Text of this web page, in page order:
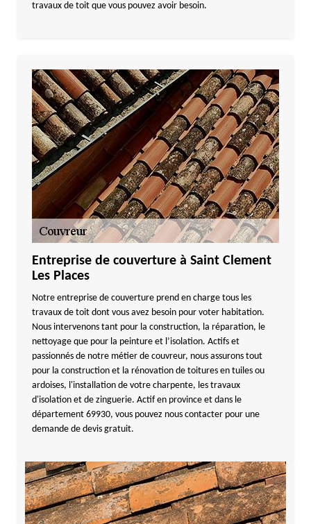
travaux de toit que vous pouvez avoir besoin.
Entreprise de couverture à Saint Clement
Les Places
Notre entreprise de couverture prend en charge tous les
travaux de toit dont vous avez besoin pour voter habitation.
Nous intervenons tant pour la construction, la réparation, le
nettoyage que pour la peinture et l’isolation. Actifs et
passionnés de notre métier de couvreur, nous assurons tout
pour la construction et la rénovation de toitures en tuiles ou
ardoises, l'installation de votre charpente, les travaux
d'isolation et de zinguerie. Actif en province et dans le
département 69930, vous pouvez nous contacter pour une
demande de devis gratuit.